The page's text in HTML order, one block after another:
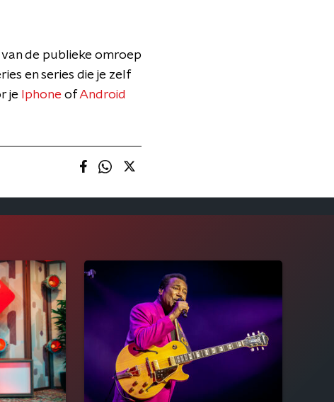
de publieke omroep
en series die je zelf
je Iphone ofAndroid